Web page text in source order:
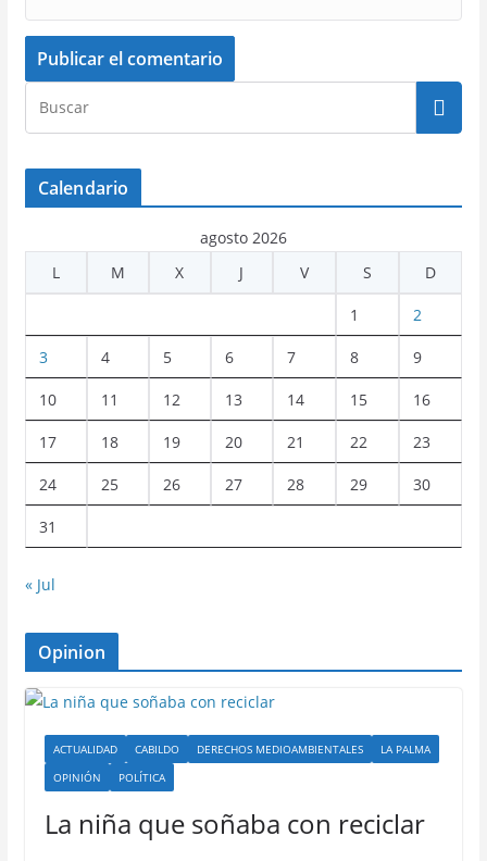
Calendario
agosto 2026
L
M X J V S D
1 2
3 4 5 6 7 8 9
10 11 12 13 14 15 16
17 18 19 20 21 22 23
24 25 26 27 28 29 30
31
« Jul
Opinion
ACTUALIDAD CABILDO DERECHOS MEDIOAMBIENTALES
LA PALMA
OPINIÓN
POLÍTICA
La niña que soñaba con reciclar